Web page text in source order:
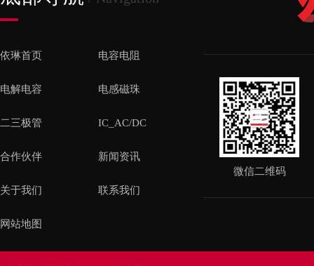
依琳首页 电容电阻
电解电容 电感磁珠
二三极管 IC_AC/DC
合作伙伴 新闻资讯
关于我们 联系我们
网站地图
微信二维码